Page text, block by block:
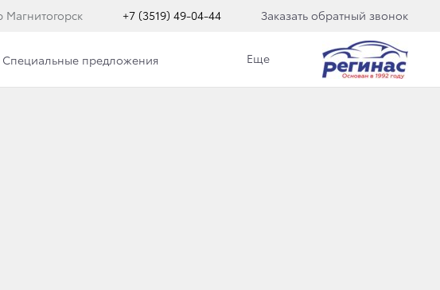
Магнитогорск +7 (3519) 49-04-44 Заказать обратный звонок
Специальные предложения Еще